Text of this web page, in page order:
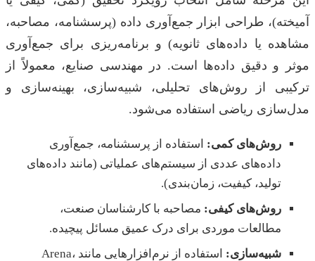
آمیخته)، طراحی ابزار جمع‌آوری داده (پرسشنامه، مصاحبه،
مشاهده یا داده‌های ثانویه) و برنامه‌ریزی برای جمع‌آوری
موثر و دقیق داده‌ها است. در مهندسی صنایع، معمولاً از
ترکیبی از روش‌های تحلیلی، شبیه‌سازی، بهینه‌سازی و
مدل‌سازی ریاضی استفاده می‌شود.
روش‌های کمی: استفاده از پرسشنامه، جمع‌آوری
داده‌های عددی از سیستم‌های عملیاتی (مانند داده‌های
تولید، کیفیت، زمان‌بندی).
روش‌های کیفی: مصاحبه با کارشناسان صنعت،
مطالعات موردی برای درک عمیق مسائل پیچیده.
شبیه‌سازی:
استفاده از نرم‌افزارهایی مانند Arena،